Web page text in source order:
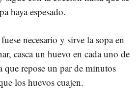
haya espesado.
necesario y sirve la sopa en
casca un huevo en cada uno de
que repose un par de minutos
los huevos cuajen.